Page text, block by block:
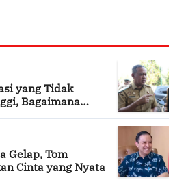
yang Tidak
Bagaimana
Gelap, Tom
Cinta yang Nyata